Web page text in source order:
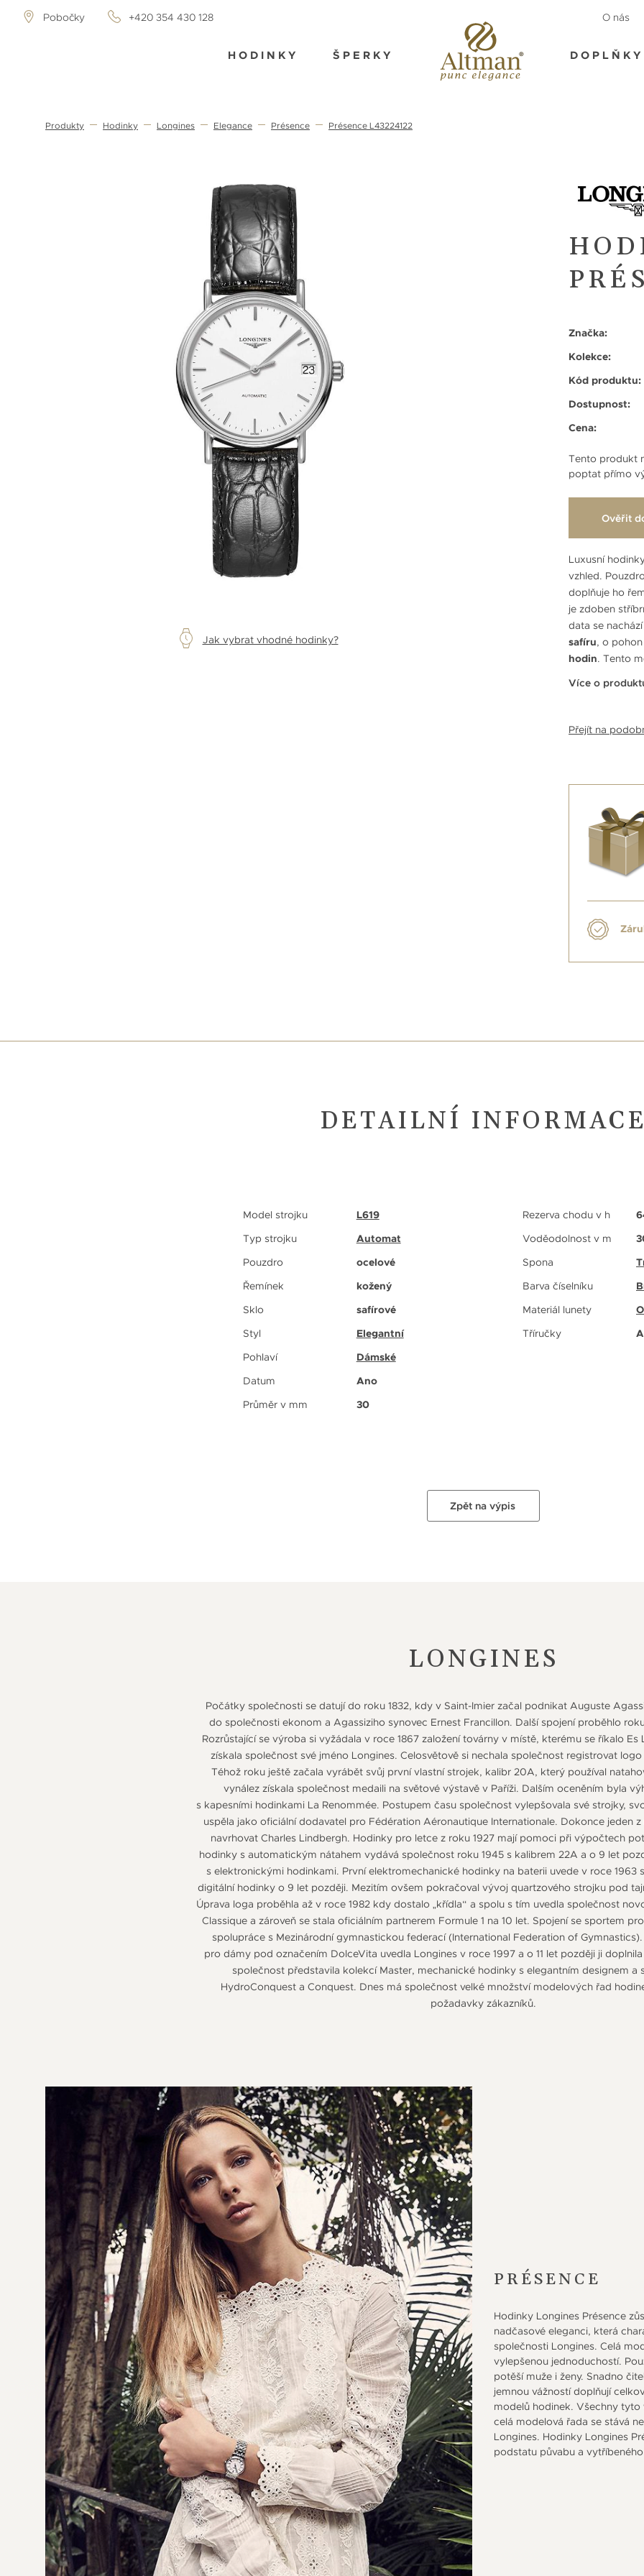
Pobočky +420 354 430 128 O nás
HODINKY ŠPERKY DOPLŇKY
Produkty Hodinky Longines Elegance Présence Présence L43224122
Jak vybrat vhodné hodinky?
Značka:
Kolekce:
Kód produktu:
Dostupnost:
Cena:
Tento produkt
poptat přímo
Ověřit
Luxusní
vzhled.
doplňuje ho
je zdoben
data se
safíru, o
hodin. Tento
Více o
Přejít na
DETAILNÍ INFORMACE
Model strojku
L619
Typ strojku
Automat
Pouzdro
ocelové
Řemínek
kožený
Sklo
safírové
Styl
Elegantní
Pohlaví
Dámské
Datum
Ano
Průměr v mm
30
Rezerva chodu v h
Voděodolnost v m
Spona
Barva číselníku
Materiál lunety
Tříručky
Zpět na výpis
LONGINES
Počátky společnosti se datují do roku 1832, kdy v Saint-Imier začal podnikat Auguste
do společnosti ekonom a Agassiziho synovec Ernest Francillon. Další spojení proběhlo
Rozrůstající se výroba si vyžádala v roce 1867 založení továrny v místě, kterému se říkalo
získala společnost své jméno Longines. Celosvětově si nechala společnost registrovat logo
Téhož roku ještě začala vyrábět svůj první vlastní strojek, kalibr 20A, který používal
vynález získala společnost medaili na světové výstavě v Paříži. Dalším oceněním byla
s kapesními hodinkami La Renommée. Postupem času společnost vylepšovala své strojky,
uspěla jako oficiální dodavatel pro Fédération Aéronautique Internationale. Dokonce jeden
navrhovat Charles Lindbergh. Hodinky pro letce z roku 1927 mají pomoci při výpočtech
hodinky s automatickým nátahem vydává společnost roku 1945 s kalibrem 22A a o 9 let
s elektronickými hodinkami. První elektromechanické hodinky na baterii uvede v roce 1963
digitální hodinky o 9 let později. Mezitím ovšem pokračoval vývoj quartzového strojku pod
Úprava loga proběhla až v roce 1982 kdy dostalo „křídla“ a spolu s tím uvedla společnost
Classique a zároveň se stala oficiálním partnerem Formule 1 na 10 let. Spojení se sportem
spolupráce s Mezinárodní gymnastickou federací (International Federation of
pro dámy pod označením DolceVita uvedla Longines v roce 1997 a o 11 let později ji
společnost představila kolekcí Master, mechanické hodinky s elegantním designem a
HydroConquest a Conquest. Dnes má společnost velké množství modelových řad
požadavky zákazníků.
PRÉSENCE
Hodinky Longines Présence
nadčasové eleganci, která
společnosti Longines. Celá
vylepšenou jednoduchostí.
potěší muže i ženy. Snadno
jemnou vážností doplňují
modelů hodinek. Všechny tyto
celá modelová řada se stává
Longines. Hodinky Longines
podstatu půvabu a